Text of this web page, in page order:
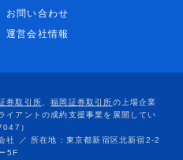
お問い合わせ
運営会社情報